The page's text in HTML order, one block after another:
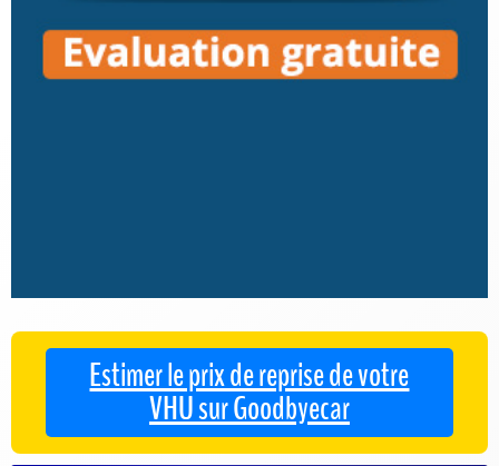
Estimer le prix de reprise de votre
VHU sur Goodbyecar